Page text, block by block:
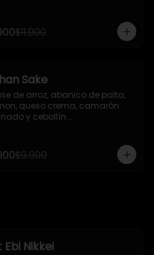
$11.900
Sake
de arroz, abanico de palta,
queso crema, camarón
y cebollín.
$9.900
Ebi Nikkei